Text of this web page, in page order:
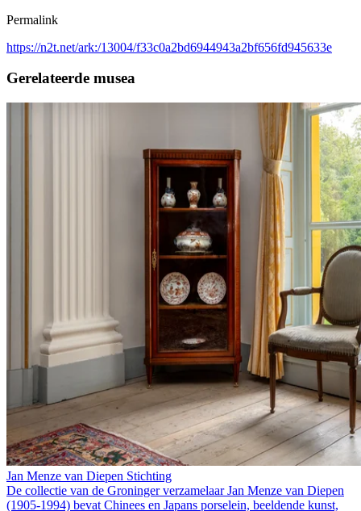
Permalink
https://n2t.net/ark:/13004/f33c0a2bd6944943a2bf656fd945633e
Gerelateerde musea
Jan Menze van Diepen Stichting
De collectie van de Groninger verzamelaar Jan Menze van Diepen
(1905-1994) bevat Chinees en Japans porselein, beeldende kunst,